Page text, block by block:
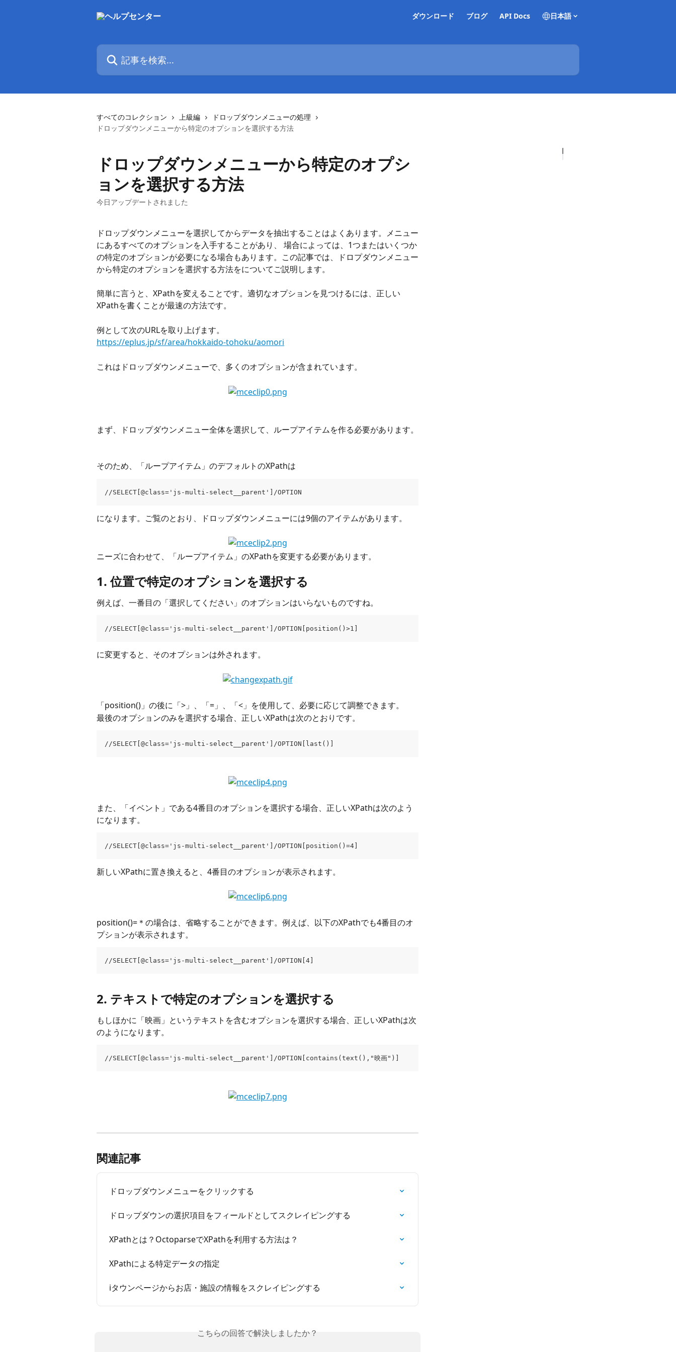
ダウンロード ブログ API Docs 日本語
記事を検索...
すべてのコレクション 上級編
ドロップダウンメニューの処理
ドロップダウンメニューから特定のオプションを選択する方法
ドロップダウンメニューから特定のオプシ
ョンを選択する方法
今日アップデートされました
ドロップダウンメニューを選択してからデータを抽出することはよくあります。メニュー
にあるすべてのオプションを入手することがあり、 場合によっては、1つまたはいくつか
の特定のオプションが必要になる場合もあります。この記事では、ドロプダウンメニュー
から特定のオプションを選択する方法をについてご説明します。
簡単に言うと、XPathを変えることです。適切なオプションを見つけるには、正しい
XPathを書くことが最速の方法です。
例として次のURLを取り上げます。
https://eplus.jp/sf/area/hokkaido-tohoku/aomori
これはドロップダウンメニューで、多くのオプションが含まれています。
まず、ドロップダウンメニュー全体を選択して、ループアイテムを作る必要があります。
そのため、「ループアイテム」のデフォルトのXPathは
//SELECT[@class='js-multi-select__parent']/OPTION
になります。ご覧のとおり、ドロップダウンメニューには9個のアイテムがあります。
ニーズに合わせて、「ループアイテム」のXPathを変更する必要があります。
1. 位置で特定のオプションを選択する
例えば、一番目の「選択してください」のオプションはいらないものですね。
//SELECT[@class='js-multi-select__parent']/OPTION[position()>1]
に変更すると、そのオプションは外されます。
「position()」の後に「>」、「=」、「<」を使用して、必要に応じて調整できます。
最後のオプションのみを選択する場合、正しいXPathは次のとおりです。
//SELECT[@class='js-multi-select__parent']/OPTION[last()]
また、「イベント」である4番目のオプションを選択する場合、正しいXPathは次のよう
になります。
//SELECT[@class='js-multi-select__parent']/OPTION[position()=4]
新しいXPathに置き換えると、4番目のオプションが表示されます。
position()=＊の場合は、省略することができます。例えば、以下のXPathでも4番目のオ
プションが表示されます。
//SELECT[@class='js-multi-select__parent']/OPTION[4]
2. テキストで特定のオプションを選択する
もしほかに「映画」というテキストを含むオプションを選択する場合、正しいXPathは次
のようになります。
//SELECT[@class='js-multi-select__parent']/OPTION[contains(text(),"映画")]
関連記事
ドロップダウンメニューをクリックする
ドロップダウンの選択項目をフィールドとしてスクレイピングする
XPathとは？OctoparseでXPathを利用する方法は？
XPathによる特定データの指定
iタウンページからお店・施設の情報をスクレイピングする
こちらの回答で解決しましたか？